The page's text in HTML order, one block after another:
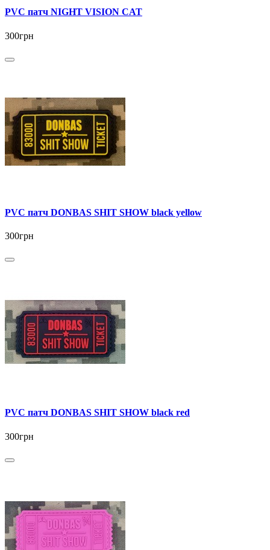
PVC патч NIGHT VISION CAT
300грн
PVC патч DONBAS SHIT SHOW black yellow
300грн
PVC патч DONBAS SHIT SHOW black red
300грн